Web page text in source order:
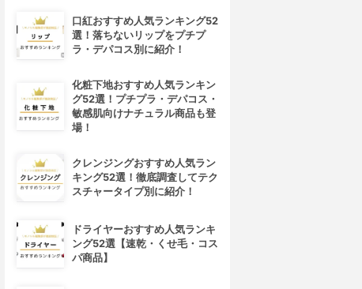
口紅おすすめ人気ランキング52
選！落ちないリップをプチプ
ラ・デパコス別に紹介！
化粧下地おすすめ人気ランキン
グ52選！プチプラ・デパコス・
敏感肌向けナチュラル商品も登
場！
クレンジングおすすめ人気ラン
キング52選！徹底調査してテク
スチャータイプ別に紹介！
ドライヤーおすすめ人気ランキ
ング52選【速乾・くせ毛・コス
パ商品】